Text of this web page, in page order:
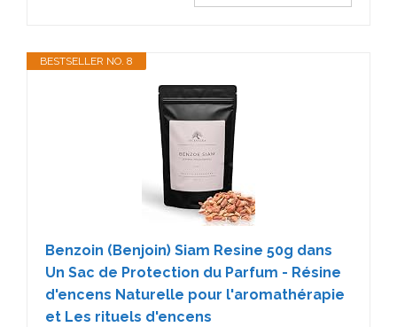
BESTSELLER NO. 8
Benzoin (Benjoin) Siam Resine 50g dans
Un Sac de Protection du Parfum - Résine
d'encens Naturelle pour l'aromathérapie
et Les rituels d'encens